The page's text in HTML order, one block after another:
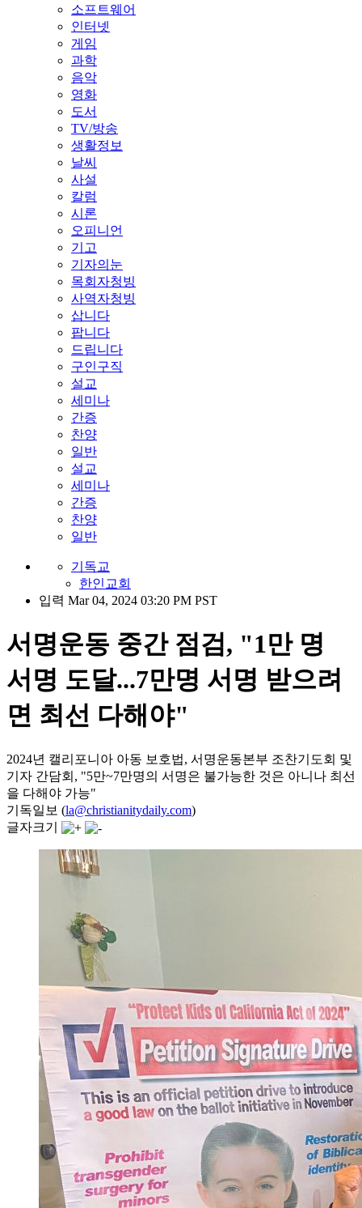
소프트웨어
인터넷
게임
과학
음악
영화
도서
TV/방송
생활정보
날씨
사설
칼럼
시론
오피니언
기고
기자의눈
목회자청빙
사역자청빙
삽니다
팝니다
드립니다
구인구직
설교
세미나
간증
찬양
일반
설교
세미나
간증
찬양
일반
기독교
한인교회
입력 Mar 04, 2024 03:20 PM PST
서명운동 중간 점검, "1만 명
서명 도달...7만명 서명 받으려
면 최선 다해야"
2024년 캘리포니아 아동 보호법, 서명운동본부 조찬기도회 및
기자 간담회, "5만~7만명의 서명은 불가능한 것은 아니나 최선
을 다해야 가능"
기독일보 (la@christianitydaily.com)
글자크기